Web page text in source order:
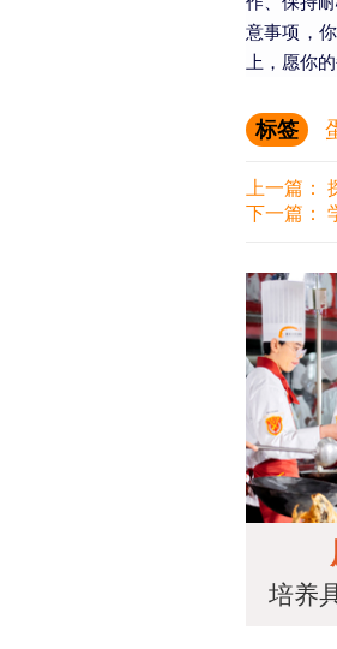
意事项，
上，愿你
标签
上一篇：
下一篇：
培养